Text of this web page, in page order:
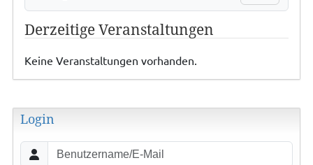
Derzeitige Veranstaltungen
Keine Veranstaltungen vorhanden.
Login